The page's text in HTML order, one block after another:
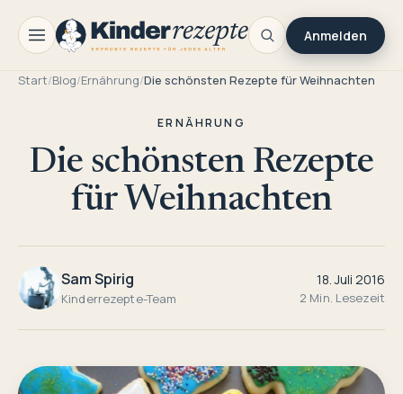
Anmelden
Start/Blog/Ernährung/Die schönsten Rezepte für Weihnachten
ERNÄHRUNG
Die schönsten Rezepte
für Weihnachten
Sam Spirig
Kinderrezepte-Team
18. Juli 2016
2 Min. Lesezeit